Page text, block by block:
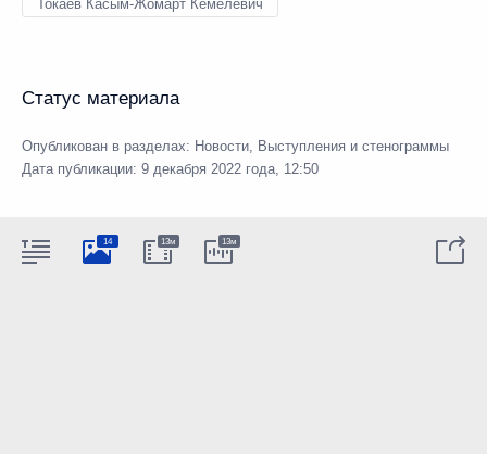
Токаев Касым-Жомарт Кемелевич
Статус материала
Опубликован в разделах: Новости, Выступления и стенограммы
Дата публикации: 9 декабря 2022 года, 12:50
14 13м 13м